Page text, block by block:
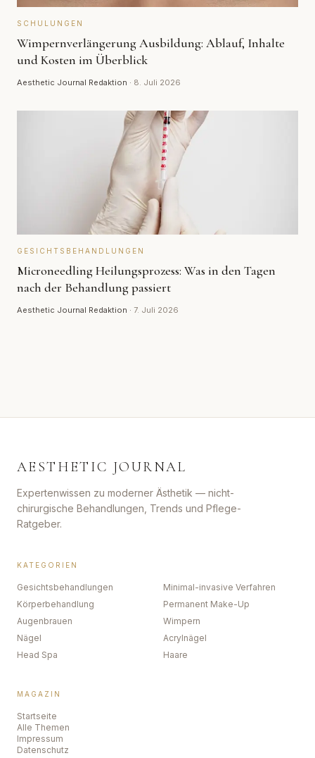
SCHULUNGEN
Wimpernverlängerung Ausbildung: Ablauf, Inhalte
und Kosten im Überblick
Aesthetic Journal Redaktion · 8. Juli 2026
GESICHTSBEHANDLUNGEN
Microneedling Heilungsprozess: Was in den Tagen
nach der Behandlung passiert
Aesthetic Journal Redaktion · 7. Juli 2026
AESTHETIC JOURNAL
Expertenwissen zu moderner Ästhetik — nicht-
chirurgische Behandlungen, Trends und Pflege-
Ratgeber.
KATEGORIEN
Gesichtsbehandlungen
Minimal-invasive Verfahren
Körperbehandlung
Permanent Make-Up
Augenbrauen
Wimpern
Nägel
Acrylnägel
Head Spa
Haare
MAGAZIN
Startseite
Alle Themen
Impressum
Datenschutz